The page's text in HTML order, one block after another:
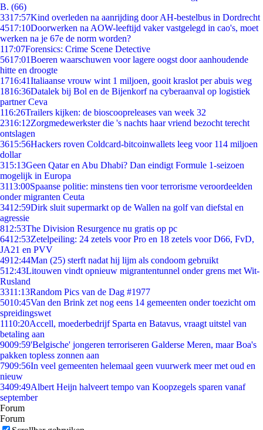
B. (66)
3317:57Kind overleden na aanrijding door AH-bestelbus in Dordrecht
4517:10Doorwerken na AOW-leeftijd vaker vastgelegd in cao's, moet
werken na je 67e de norm worden?
117:07Forensics: Crime Scene Detective
5617:01Boeren waarschuwen voor lagere oogst door aanhoudende
hitte en droogte
1716:41Italiaanse vrouw wint 1 miljoen, gooit kraslot per abuis weg
1816:36Datalek bij Bol en de Bijenkorf na cyberaanval op logistiek
partner Ceva
116:26Trailers kijken: de bioscoopreleases van week 32
2316:12Zorgmedewerkster die 's nachts haar vriend bezocht terecht
ontslagen
3615:56Hackers roven Coldcard-bitcoinwallets leeg voor 114 miljoen
dollar
315:13Geen Qatar en Abu Dhabi? Dan eindigt Formule 1-seizoen
mogelijk in Europa
3113:00Spaanse politie: minstens tien voor terrorisme veroordeelden
onder migranten Ceuta
3412:59Dirk sluit supermarkt op de Wallen na golf van diefstal en
agressie
812:53The Division Resurgence nu gratis op pc
6412:53Zetelpeiling: 24 zetels voor Pro en 18 zetels voor D66, FvD,
JA21 en PVV
4912:44Man (25) sterft nadat hij lijm als condoom gebruikt
512:43Litouwen vindt opnieuw migrantentunnel onder grens met Wit-
Rusland
3311:13Random Pics van de Dag #1977
5010:45Van den Brink zet nog eens 14 gemeenten onder toezicht om
spreidingswet
1110:20Accell, moederbedrijf Sparta en Batavus, vraagt uitstel van
betaling aan
9009:59'Belgische' jongeren terroriseren Galderse Meren, maar Boa's
pakken topless zonnen aan
7909:56In veel gemeenten helemaal geen vuurwerk meer met oud en
nieuw
3409:49Albert Heijn halveert tempo van Koopzegels sparen vanaf
september
Forum
Forum